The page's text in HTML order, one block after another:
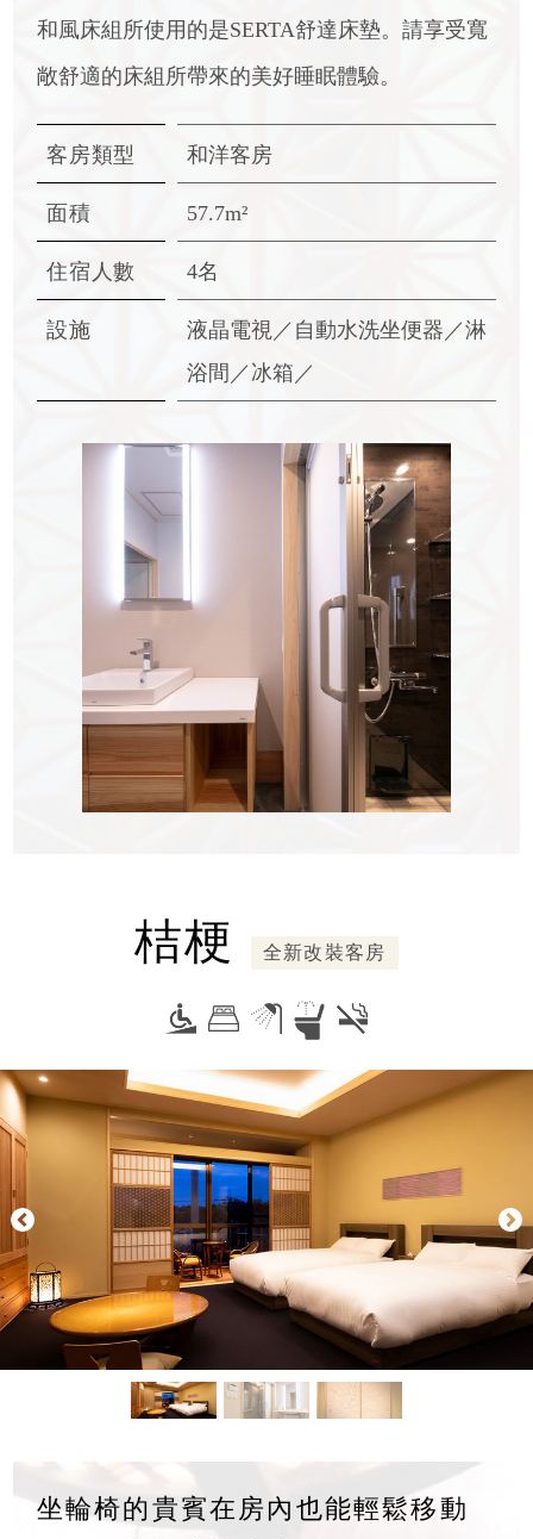
和風床組所使用的是SERTA舒達床墊。請享受寬
敞舒適的床組所帶來的美好睡眠體驗。
客房類型 和洋客房
面積 57.7m²
住宿人數 4名
設施 液晶電視／自動水洗坐便器／淋
浴間／冰箱／
桔梗 全新改裝客房
坐輪椅的貴賓在房內也能輕鬆移動